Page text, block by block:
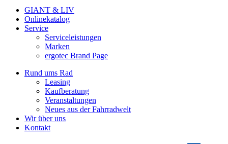
GIANT & LIV
Onlinekatalog
Service
Serviceleistungen
Marken
ergotec Brand Page
Rund ums Rad
Leasing
Kaufberatung
Veranstaltungen
Neues aus der Fahrradwelt
Wir über uns
Kontakt